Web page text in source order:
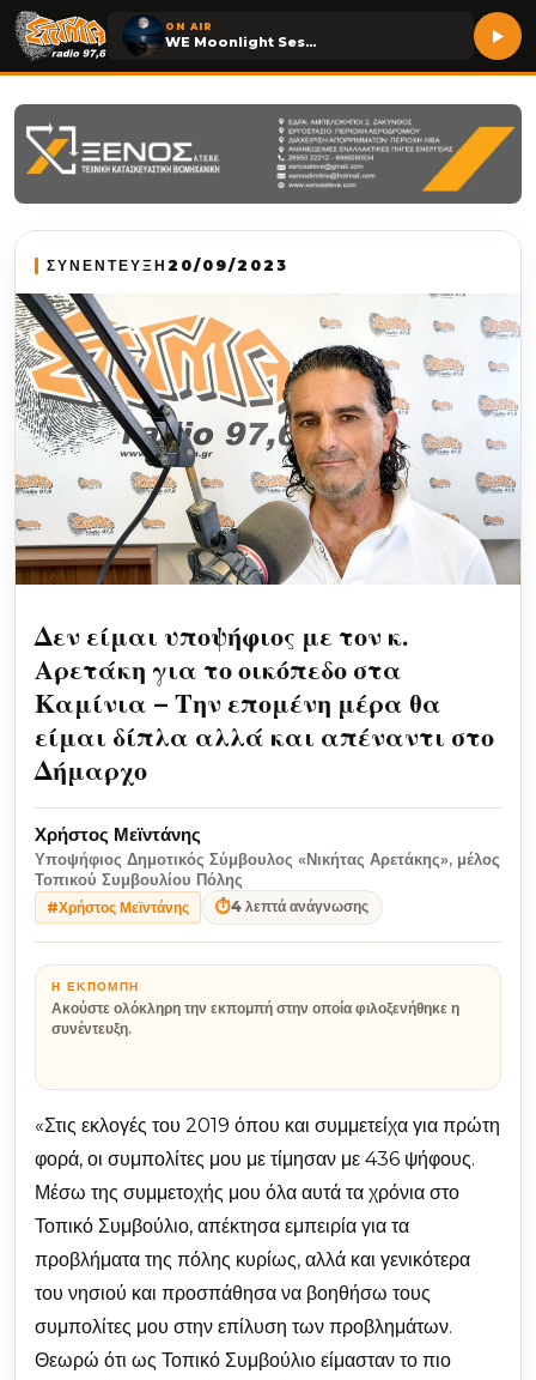
ON AIR
WE Moonlight Session
ΣΥΝΕΝΤΕΥΞΗ 20/09/2023
Δεν είμαι υποψήφιος με τον κ.
Αρετάκη για το οικόπεδο στα
Καμίνια – Την επομένη μέρα θα
είμαι δίπλα αλλά και απέναντι στο
Δήμαρχο
Χρήστος Μεϊντάνης
Υποψήφιος Δημοτικός Σύμβουλος «Νικήτας Αρετάκης», μέλος
Τοπικού Συμβουλίου Πόλης
#Χρήστος Μεϊντάνης ⏱4 λεπτά ανάγνωσης
Η ΕΚΠΟΜΠΉ
Ακούστε ολόκληρη την εκπομπή στην οποία φιλοξενήθηκε η
συνέντευξη.
«Στις εκλογές του 2019 όπου και συμμετείχα για πρώτη
φορά, οι συμπολίτες μου με τίμησαν με 436 ψήφους.
Μέσω της συμμετοχής μου όλα αυτά τα χρόνια στο
Τοπικό Συμβούλιο, απέκτησα εμπειρία για τα
προβλήματα της πόλης κυρίως, αλλά και γενικότερα
του νησιού και προσπάθησα να βοηθήσω τους
συμπολίτες μου στην επίλυση των προβλημάτων.
Θεωρώ ότι ως Τοπικό Συμβούλιο είμασταν το πιο